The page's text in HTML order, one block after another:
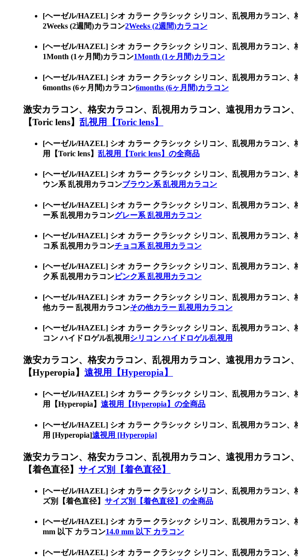
[ヘーゼル/HAZEL] シオ カラー クラシック シリコン、乱視用カラコン
2Weeks (2週間)カラコン2Weeks (2週間)カラコン
[ヘーゼル/HAZEL] シオ カラー クラシック シリコン、乱視用カラコン
1Month (1ヶ月間)カラコン1Month (1ヶ月間)カラコン
[ヘーゼル/HAZEL] シオ カラー クラシック シリコン、乱視用カラコン
6months (6ヶ月間)カラコン6months (6ヶ月間)カラコン
激安カラコン、格安カラコン、乱視用カラコン、遠視用カラコン
【Toric lens】 乱視用【Toric lens】
[ヘーゼル/HAZEL] シオ カラー クラシック シリコン、乱視用カラコン
用【Toric lens】 乱視用【Toric lens】の全商品
[ヘーゼル/HAZEL] シオ カラー クラシック シリコン、乱視用カラコン
ウン系 乱視用カラコンブラウン系 乱視用カラコン
[ヘーゼル/HAZEL] シオ カラー クラシック シリコン、乱視用カラコン
ー系 乱視用カラコングレー系 乱視用カラコン
[ヘーゼル/HAZEL] シオ カラー クラシック シリコン、乱視用カラコン
コ系 乱視用カラコンチョコ系 乱視用カラコン
[ヘーゼル/HAZEL] シオ カラー クラシック シリコン、乱視用カラコン
ク系 乱視用カラコンピンク系 乱視用カラコン
[ヘーゼル/HAZEL] シオ カラー クラシック シリコン、乱視用カラコン
他カラー 乱視用カラコンその他カラー 乱視用カラコン
[ヘーゼル/HAZEL] シオ カラー クラシック シリコン、乱視用カラコン
コン ハイドロゲル乱視用 シリコン ハイドロゲル乱視用
激安カラコン、格安カラコン、乱視用カラコン、遠視用カラコン
【Hyperopia】 遠視用【Hyperopia】
[ヘーゼル/HAZEL] シオ カラー クラシック シリコン、乱視用カラコン
用【Hyperopia】 遠視用【Hyperopia】の全商品
[ヘーゼル/HAZEL] シオ カラー クラシック シリコン、乱視用カラコン
用 [Hyperopia]遠視用 [Hyperopia]
激安カラコン、格安カラコン、乱視用カラコン、遠視用カラコン
【着色直径】 サイズ別【着色直径】
[ヘーゼル/HAZEL] シオ カラー クラシック シリコン、乱視用カラコン
ズ別【着色直径】 サイズ別【着色直径】の全商品
[ヘーゼル/HAZEL] シオ カラー クラシック シリコン、乱視用カラコン
mm 以下 カラコン14.0 mm 以下 カラコン
[ヘーゼル/HAZEL] シオ カラー クラシック シリコン、乱視用カラコン